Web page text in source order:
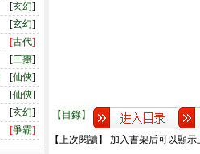
[玄幻]
[玄幻]
[古代]
[三棗]
[仙俠]
[仙俠]
[玄幻]
[爭霸]
【目錄】
【上次閱讀】 加入書架后可以顯